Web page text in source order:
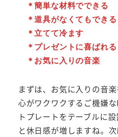
＊簡単な材料でできる
＊道具がなくてもできる
＊立てて冷ます
＊プレゼントに喜ばれる
＊お気に入りの音楽
まずは、お気に入りの音
心がワクワクするご機嫌
トプレートをテーブルに
と休日感が増しますね。